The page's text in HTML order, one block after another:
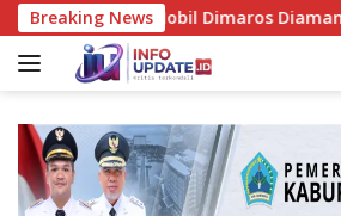
Skip
to
content
Breaking News
Mobil Dimaros Diamankan